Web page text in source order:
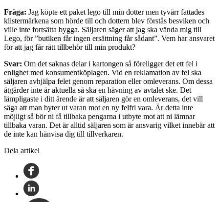
Fråga: Jag köpte ett paket lego till min dotter men tyvärr fattades
klistermärkena som hörde till och dottern blev förstås besviken och
ville inte fortsätta bygga. Säljaren säger att jag ska vända mig till
Lego, för ”butiken får ingen ersättning får sådant”. Vem har ansvaret
för att jag får rätt tillbehör till min produkt?
Svar: Om det saknas delar i kartongen så föreligger det ett fel i
enlighet med konsumentköplagen. Vid en reklamation av fel ska
säljaren avhjälpa felet genom reparation eller omleverans. Om dessa
åtgärder inte är aktuella så ska en hävning av avtalet ske. Det
lämpligaste i ditt ärende är att säljaren gör en omleverans, det vill
säga att man byter ut varan mot en ny felfri vara. Är detta inte
möjligt så bör ni få tillbaka pengarna i utbyte mot att ni lämnar
tillbaka varan. Det är alltid säljaren som är ansvarig vilket innebär att
de inte kan hänvisa dig till tillverkaren.
Dela artikel